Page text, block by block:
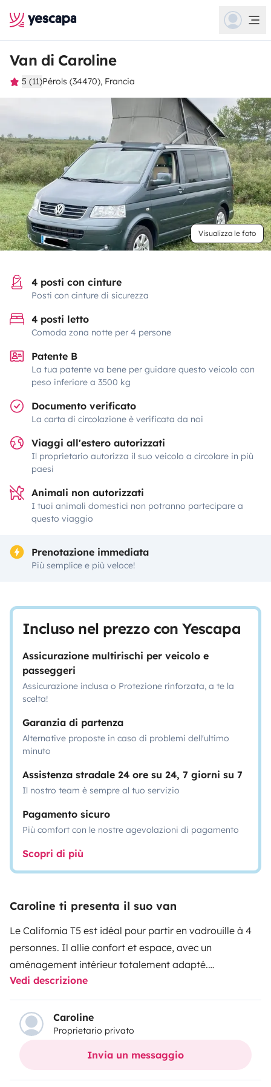
Van di Caroline
5 (11)Pérols (34470), Francia
Visualizza le foto
4 posti con cinture
Posti con cinture di sicurezza
4 posti letto
Comoda zona notte per 4 persone
Patente B
La tua patente va bene per guidare questo veicolo con
peso inferiore a 3500 kg
Documento verificato
La carta di circolazione è verificata da noi
Viaggi all'estero autorizzati
Il proprietario autorizza il suo veicolo a circolare in più
paesi
Animali non autorizzati
I tuoi animali domestici non potranno partecipare a
questo viaggio
Prenotazione immediata
Più semplice e più veloce!
Incluso nel prezzo con Yescapa
Assicurazione multirischi per veicolo e
passeggeri
Assicurazione inclusa o Protezione rinforzata, a te la
scelta!
Garanzia di partenza
Alternative proposte in caso di problemi dell'ultimo
minuto
Assistenza stradale 24 ore su 24, 7 giorni su 7
Il nostro team è sempre al tuo servizio
Pagamento sicuro
Più comfort con le nostre agevolazioni di pagamento
Scopri di più
Caroline ti presenta il suo van
Le California T5 est idéal pour partir en vadrouille à 4
personnes. Il allie confort et espace, avec un
aménagement intérieur totalement adapté.
Notre van est dans un état comme neuf:
(très bien entretenu), il se conduit comme une voiture.
Sa hauteur de moins de 2.00m lui permet de passer
sous la plupart des barres de parking. Son petit
sur autoroutes, aucune restriction de circulation.
Vedi descrizione
Caroline
Proprietario privato
Invia un messaggio